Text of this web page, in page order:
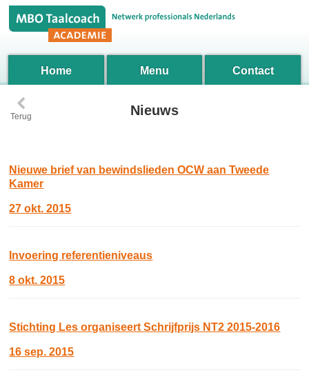
Home Menu Contact
‹
Terug Nieuws
Nieuwe brief van bewindslieden OCW aan Tweede
Kamer
27 okt. 2015
Invoering referentieniveaus
8 okt. 2015
Stichting Les organiseert Schrijfprijs NT2 2015-2016
16 sep. 2015